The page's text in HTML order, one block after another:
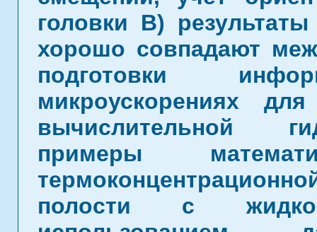
головки B)
хорошо совпадают
подготовки
микроускорениях
вычислительной
примеры
полости с